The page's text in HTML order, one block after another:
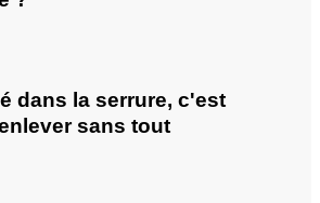
dans la serrure, c'est
sans tout